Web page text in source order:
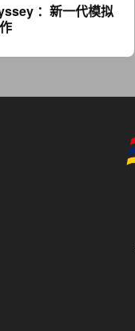
：新一代模拟